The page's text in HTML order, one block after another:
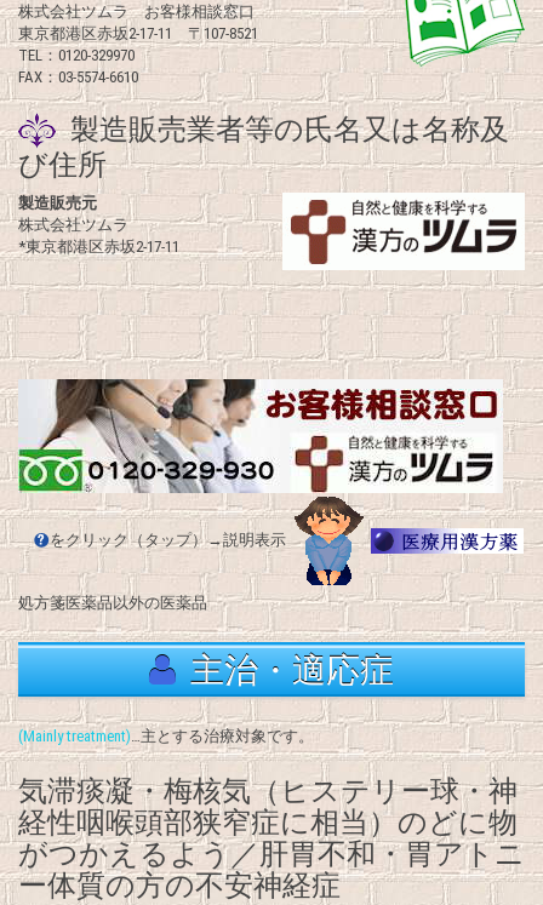
株式会社ツムラ お客様相談窓口
東京都港区赤坂2-17-11 〒107-8521
TEL：0120-329970
FAX：03-5574-6610
製造販売業者等の氏名又は名称及
び住所
製造販売元
株式会社ツムラ
*東京都港区赤坂2-17-11
をクリック（タップ）→説明表示
処方箋医薬品以外の医薬品
主治・適応症
(Mainly treatment)…主とする治療対象です。
気滞痰凝・梅核気（ヒステリー球・神
経性咽喉頭部狭窄症に相当）のどに物
がつかえるよう／肝胃不和・胃アトニ
ー体質の方の不安神経症